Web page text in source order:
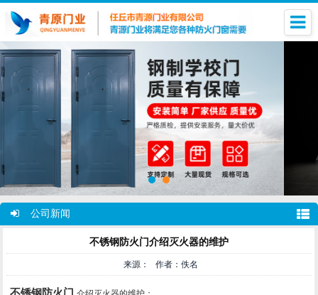
公司新闻
不锈钢防火门介绍灭火器的维护
来源： 作者：佚名
不锈钢防火门